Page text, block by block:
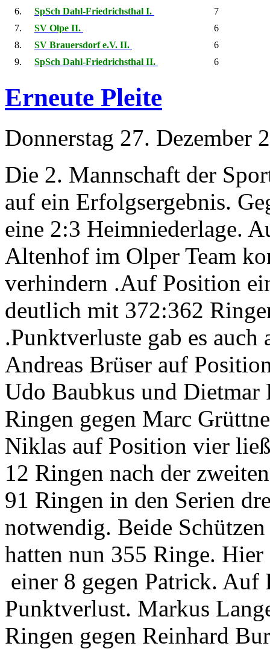
6. SpSch Dahl-Friedrichsthal I.
7
7.
SV Olpe II.
6
8.
SV Brauersdorf e.V. II.
6
9.
SpSch Dahl-Friedrichsthal II. 6
Erneute Pleite
Donnerstag 27. Dezember
Die 2. Mannschaft der
auf ein Erfolgsergebnis.
eine 2:3 Heimniederlage.
Altenhof im Olper Team
verhindern .Auf Position
deutlich mit 372:362
.Punktverluste gab es
Andreas Brüser auf
Udo Baubkus und
Ringen gegen Marc
Niklas auf Position vier
12 Ringen nach der
91 Ringen in den Serien
notwendig. Beide
hatten nun 355 Ringe.
einer 8 gegen Patrick.
Punktverlust. Markus
Ringen gegen Reinhard